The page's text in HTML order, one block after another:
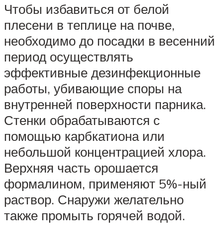
Чтобы избавиться от белой
плесени в теплице на почве,
необходимо до посадки в весенний
период осуществлять
эффективные дезинфекционные
работы, убивающие споры на
внутренней поверхности парника.
Стенки обрабатываются с
помощью карбкатиона или
небольшой концентрацией хлора.
Верхняя часть орошается
формалином, применяют 5%-ный
раствор. Снаружи желательно
также промыть горячей водой.